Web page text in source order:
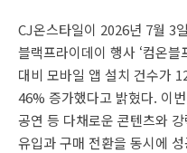
CJ온스타일이 2026년 7월 3
블랙프라이데이 행사 ‘컴온
대비 모바일 앱 설치 건수가
46% 증가했다고 밝혔다. 이
공연 등 다채로운 콘텐츠와
유입과 구매 전환을 동시에